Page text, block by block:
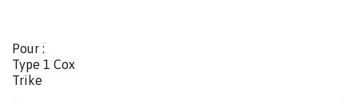
Pour :
Type 1 Cox
Trike